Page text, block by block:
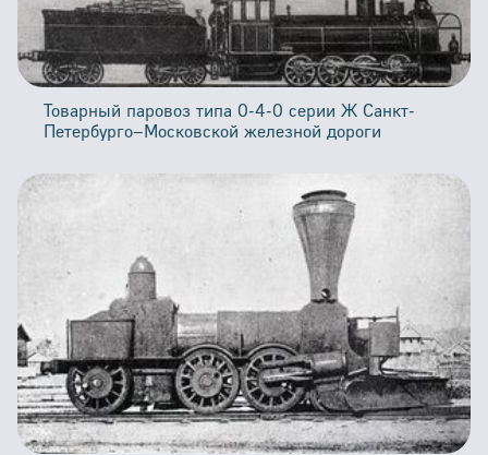
Товарный паровоз типа 0-4-0 серии Ж Санкт-
Петербурго–Московской железной дороги